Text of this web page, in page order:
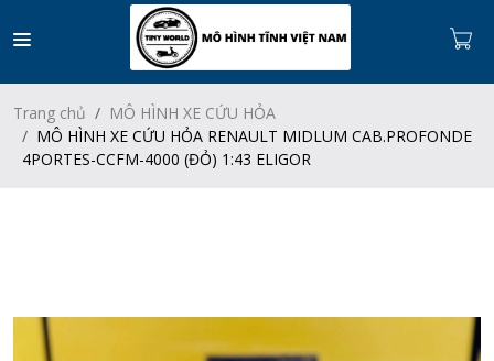
Trang chủ
MÔ HÌNH XE CỨU HỎA
MÔ HÌNH XE CỨU HỎA RENAULT MIDLUM CAB.PROFONDE
4PORTES-CCFM-4000 (ĐỎ) 1:43 ELIGOR